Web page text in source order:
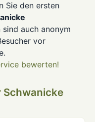
Sie den ersten
sind auch anonym
vor
bewerten!